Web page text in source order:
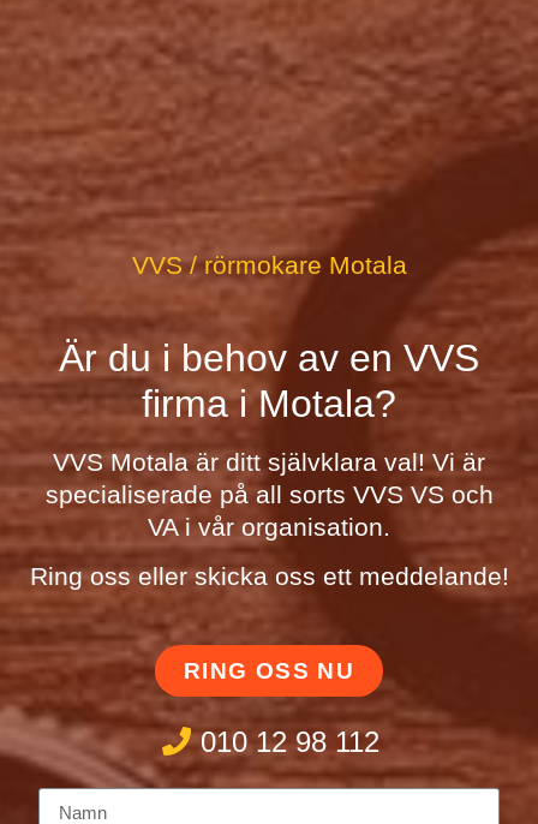
VVS / rörmokare Motala
Är du i behov av en VVS
firma i Motala?
VVS Motala är ditt självklara val! Vi är
specialiserade på all sorts VVS VS och
VA i vår organisation.
Ring oss eller skicka oss ett meddelande!
RING OSS NU
010 12 98 112